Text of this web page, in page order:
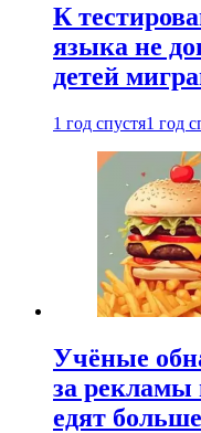
К
языка не
детей
1 год спустя1 год
Учёные
за рекламы
едят больше